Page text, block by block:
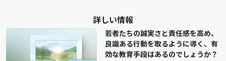
詳しい情報
若者たちの誠実さと責任感を高め、
良識ある行動を取るように導く、有
効な教育手段はあるのでしょうか？